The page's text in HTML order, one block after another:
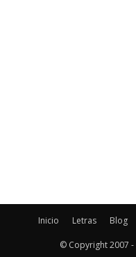
Inicio Letras Blog
© Copyright 2007 -